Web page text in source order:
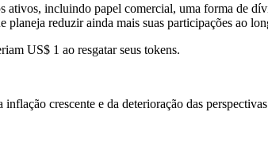
incluindo papel comercial, uma forma de
planeja reduzir ainda mais suas participações ao
US$ 1 ao resgatar seus tokens.
crescente e da deterioração das